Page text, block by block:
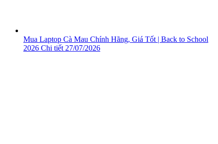
Mua Laptop Cà Mau Chính Hãng, Giá Tốt | Back to School
2026 Chi tiết 27/07/2026